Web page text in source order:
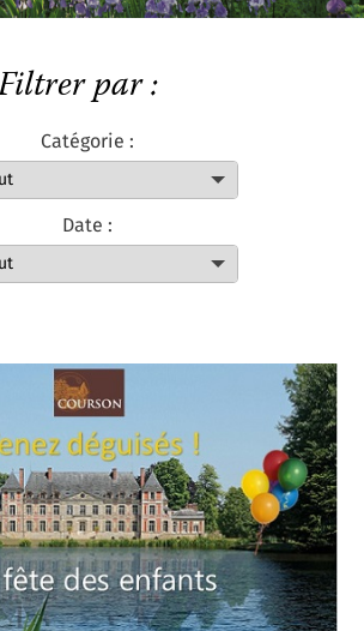
par :
Catégorie :
Date :